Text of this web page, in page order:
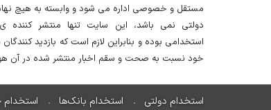
مستقل و خصوصی اداره می شود و وابسته به هیچ
دولتی نمی باشد، این سایت تنها منتشر کننده
استخدامی بوده و بنابراین لازم است که بازدید
خود نسبت به صحت و سقم اخبار منتشر شده در آن
استخدام دولتی استخدام بانک‌ها